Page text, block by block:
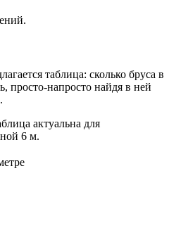
таблица: сколько бруса в
просто-напросто найдя в ней
актуальна для
6 м.